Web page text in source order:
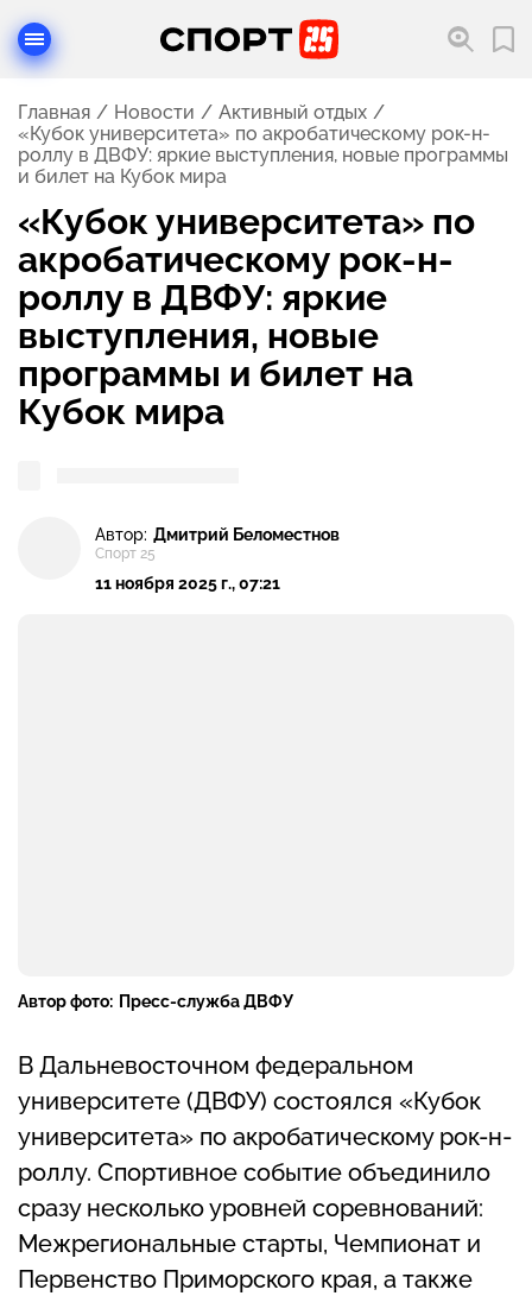
Главная Новости
Активный отдых
«Кубок университета» по акробатическому рок-н-
роллу в ДВФУ: яркие выступления, новые программы
и билет на Кубок мира
«Кубок университета» по
акробатическому рок-н-
роллу в ДВФУ: яркие
выступления, новые
программы и билет на
Кубок мира
Автор: Дмитрий Беломестнов
Спорт 25
11 ноября 2025 г., 07:21
Автор фото: Пресс-служба ДВФУ
В Дальневосточном федеральном
университете (ДВФУ) состоялся «Кубок
университета» по акробатическому рок-н-
роллу. Спортивное событие объединило
сразу несколько уровней соревнований:
Межрегиональные старты, Чемпионат и
Первенство Приморского края, а также